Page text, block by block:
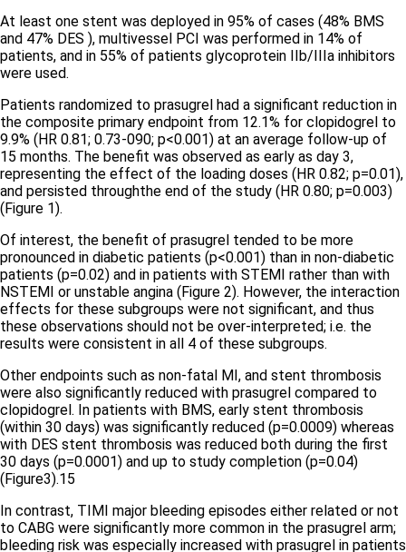
At least one stent was deployed in 95% of cases (48% BMS
and 47% DES ), multivessel PCI was performed in 14% of
patients, and in 55% of patients glycoprotein IIb/IIIa inhibitors
were used.
Patients randomized to prasugrel had a significant reduction in
the composite primary endpoint from 12.1% for clopidogrel to
9.9% (HR 0.81; 0.73-090; p<0.001) at an average follow-up of
15 months. The benefit was observed as early as day 3,
representing the effect of the loading doses (HR 0.82; p=0.01),
and persisted throughthe end of the study (HR 0.80; p=0.003)
(Figure 1).
Of interest, the benefit of prasugrel tended to be more
pronounced in diabetic patients (p<0.001) than in non-diabetic
patients (p=0.02) and in patients with STEMI rather than with
NSTEMI or unstable angina (Figure 2). However, the interaction
effects for these subgroups were not significant, and thus
these observations should not be over-interpreted; i.e. the
results were consistent in all 4 of these subgroups.
Other endpoints such as non-fatal MI, and stent thrombosis
were also significantly reduced with prasugrel compared to
clopidogrel. In patients with BMS, early stent thrombosis
(within 30 days) was significantly reduced (p=0.0009) whereas
with DES stent thrombosis was reduced both during the first
30 days (p=0.0001) and up to study completion (p=0.04)
(Figure3).15
In contrast, TIMI major bleeding episodes either related or not
to CABG were significantly more common in the prasugrel arm;
bleeding risk was especially increased with prasugrel in patients